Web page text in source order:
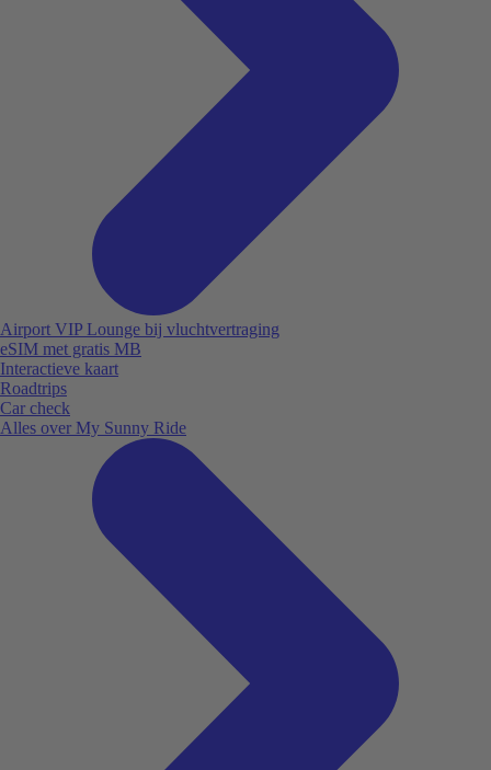
Airport VIP Lounge bij vluchtvertraging
eSIM met gratis MB
Interactieve kaart
Roadtrips
Car check
Alles over My Sunny Ride